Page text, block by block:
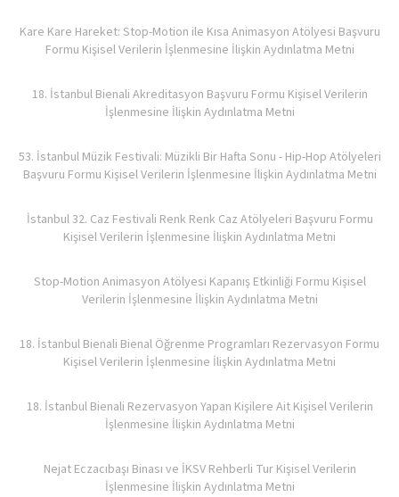
Kare Kare Hareket: Stop-Motion ile Kısa Animasyon Atölyesi Başvuru
Formu Kişisel Verilerin İşlenmesine İlişkin Aydınlatma Metni
18. İstanbul Bienali Akreditasyon Başvuru Formu Kişisel Verilerin
İşlenmesine İlişkin Aydınlatma Metni
53. İstanbul Müzik Festivali: Müzikli Bir Hafta Sonu - Hip-Hop Atölyeleri
Başvuru Formu Kişisel Verilerin İşlenmesine İlişkin Aydınlatma Metni
İstanbul 32. Caz Festivali Renk Renk Caz Atölyeleri Başvuru Formu
Kişisel Verilerin İşlenmesine İlişkin Aydınlatma Metni
Stop-Motion Animasyon Atölyesi Kapanış Etkinliği Formu Kişisel
Verilerin İşlenmesine İlişkin Aydınlatma Metni
18. İstanbul Bienali Bienal Öğrenme Programları Rezervasyon Formu
Kişisel Verilerin İşlenmesine İlişkin Aydınlatma Metni
18. İstanbul Bienali Rezervasyon Yapan Kişilere Ait Kişisel Verilerin
İşlenmesine İlişkin Aydınlatma Metni
Nejat Eczacıbaşı Binası ve İKSV Rehberli Tur Kişisel Verilerin
İşlenmesine İlişkin Aydınlatma Metni